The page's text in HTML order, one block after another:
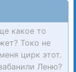
какое то
Токо не
цирк этот.
Леню?